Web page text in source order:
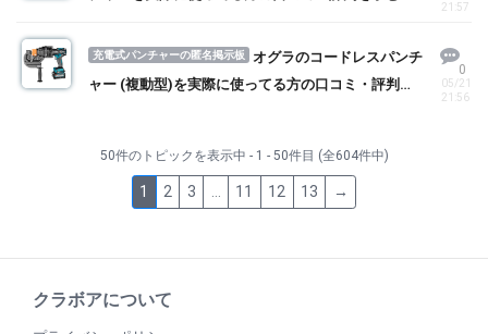
21:57
充電式パンチャーの匿名掲示板
オグラのコードレスパンチ
ャー (複動型)を実際に使ってる方の口コミ・評判を
0
05/21
21:56
50件のトピックを表示中 - 1 - 50件目 (全604件中)
1 2 3 11 12 13 →
クラボアについて